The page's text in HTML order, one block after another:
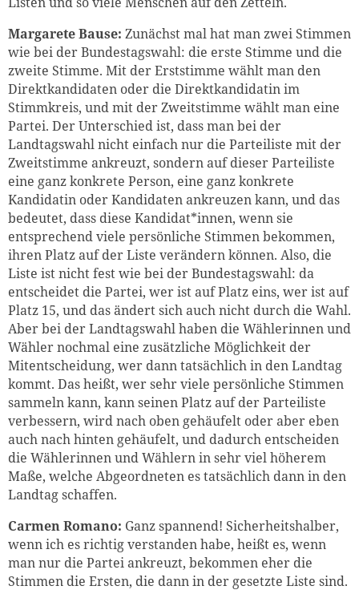
Margarete Bause: Zunächst mal hat man zwei Stimmen
wie bei der Bundestagswahl: die erste Stimme und die
zweite Stimme. Mit der Erststimme wählt man den
Direktkandidaten oder die Direktkandidatin im
Stimmkreis, und mit der Zweitstimme wählt man eine
Partei. Der Unterschied ist, dass man bei der
Landtagswahl nicht einfach nur die Parteiliste mit der
Zweitstimme ankreuzt, sondern auf dieser Parteiliste
eine ganz konkrete Person, eine ganz konkrete
Kandidatin oder Kandidaten ankreuzen kann, und das
bedeutet, dass diese Kandidat*innen, wenn sie
entsprechend viele persönliche Stimmen bekommen,
ihren Platz auf der Liste verändern können. Also, die
Liste ist nicht fest wie bei der Bundestagswahl: da
entscheidet die Partei, wer ist auf Platz eins, wer ist auf
Platz 15, und das ändert sich auch nicht durch die Wahl.
Aber bei der Landtagswahl haben die Wählerinnen und
Wähler nochmal eine zusätzliche Möglichkeit der
Mitentscheidung, wer dann tatsächlich in den Landtag
kommt. Das heißt, wer sehr viele persönliche Stimmen
sammeln kann, kann seinen Platz auf der Parteiliste
verbessern, wird nach oben gehäufelt oder aber eben
auch nach hinten gehäufelt, und dadurch entscheiden
die Wählerinnen und Wählern in sehr viel höherem
Maße, welche Abgeordneten es tatsächlich dann in den
Landtag schaffen.
Carmen Romano: Ganz spannend! Sicherheitshalber,
wenn ich es richtig verstanden habe, heißt es, wenn
man nur die Partei ankreuzt, bekommen eher die
Stimmen die Ersten, die dann in der gesetzte Liste sind.